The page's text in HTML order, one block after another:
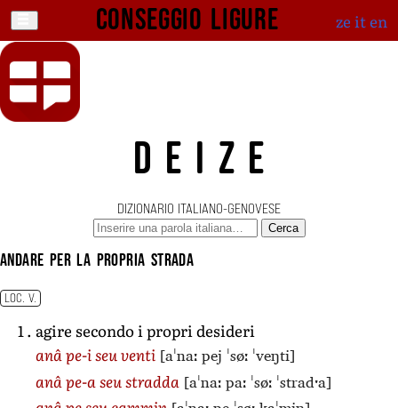
Conseggio ligure ze iten
DEIZE
DIZIONARIO ITALIANO-GENOVESE
Cerca
andare per la propria strada
LOC. V.
agire secondo i propri desideri
anâ pe-i seu venti [aˈnaː pej ˈsøː ˈveŋti]
anâ pe-a seu stradda [aˈnaː paː ˈsøː ˈstradˑa]